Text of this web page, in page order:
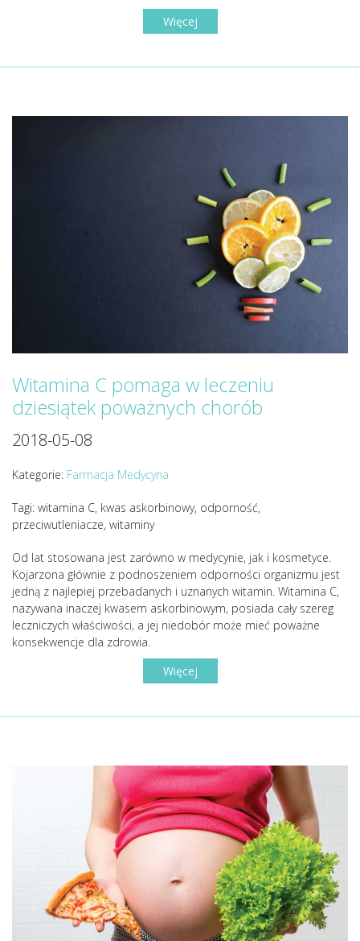
Więcej
Witamina C pomaga w leczeniu
dziesiątek poważnych chorób
2018-05-08
Kategorie: Farmacja Medycyna
Tagi: witamina C, kwas askorbinowy, odporność,
przeciwutleniacze, witaminy
Od lat stosowana jest zarówno w medycynie, jak i kosmetyce.
Kojarzona głównie z podnoszeniem odporności organizmu jest
jedną z najlepiej przebadanych i uznanych witamin. Witamina C,
nazywana inaczej kwasem askorbinowym, posiada cały szereg
leczniczych właściwości, a jej niedobór może mieć poważne
konsekwencje dla zdrowia.
Więcej